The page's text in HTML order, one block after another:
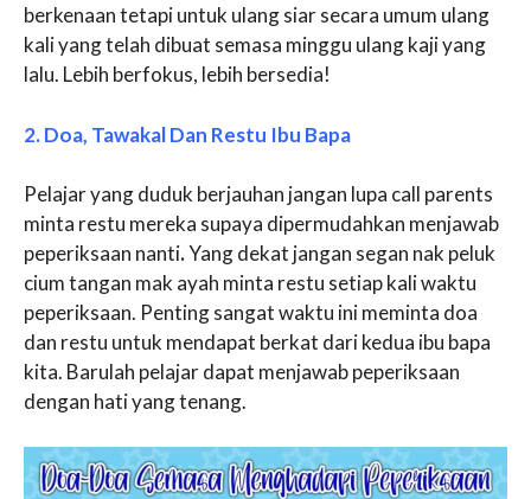
berkenaan tetapi untuk ulang siar secara umum ulang
kali yang telah dibuat semasa minggu ulang kaji yang
lalu. Lebih berfokus, lebih bersedia!
2. Doa, Tawakal Dan Restu Ibu Bapa
Pelajar yang duduk berjauhan jangan lupa call parents
minta restu mereka supaya dipermudahkan menjawab
peperiksaan nanti.Yang dekat jangan segan nak peluk
cium tangan mak ayah minta restu setiap kali waktu
peperiksaan. Penting sangat waktu ini meminta doa
dan restu untuk mendapat berkat dari kedua ibu bapa
kita. Barulah pelajar dapat menjawab peperiksaan
dengan hati yang tenang.